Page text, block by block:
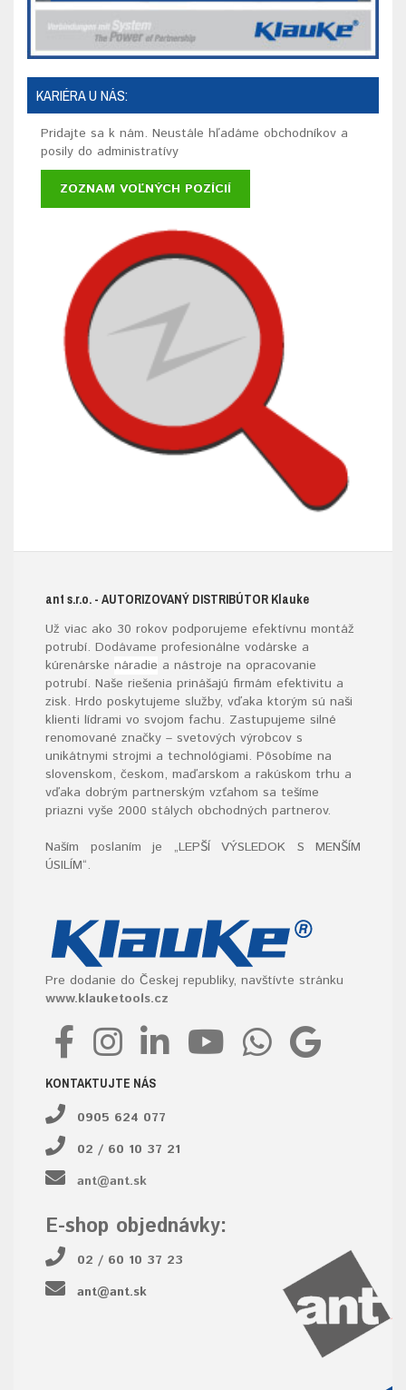
KARIÉRA U NÁS:
Pridajte sa k nám. Neustále hľadáme obchodníkov a
posily do administratívy
ZOZNAM VOĽNÝCH POZÍCIÍ
ant s.r.o. - AUTORIZOVANÝ DISTRIBÚTOR Klauke
Už viac ako 30 rokov podporujeme efektívnu montáž
potrubí. Dodávame profesionálne vodárske a
kúrenárske náradie a nástroje na opracovanie
potrubí. Naše riešenia prinášajú firmám efektivitu a
zisk. Hrdo poskytujeme služby, vďaka ktorým sú naši
klienti lídrami vo svojom fachu. Zastupujeme silné
renomované značky – svetových výrobcov s
unikátnymi strojmi a technológiami. Pôsobíme na
slovenskom, českom, maďarskom a rakúskom trhu a
vďaka dobrým partnerským vzťahom sa tešíme
priazni vyše 2000 stálych obchodných partnerov.
Naším poslaním je „LEPŠÍ VÝSLEDOK S MENŠÍM
ÚSILÍM“.
Pre dodanie do Českej republiky, navštívte stránku
www.klauketools.cz
KONTAKTUJTE NÁS
0905 624 077
02 / 60 10 37 21
ant@ant.sk
E-shop objednávky:
02 / 60 10 37 23
ant@ant.sk